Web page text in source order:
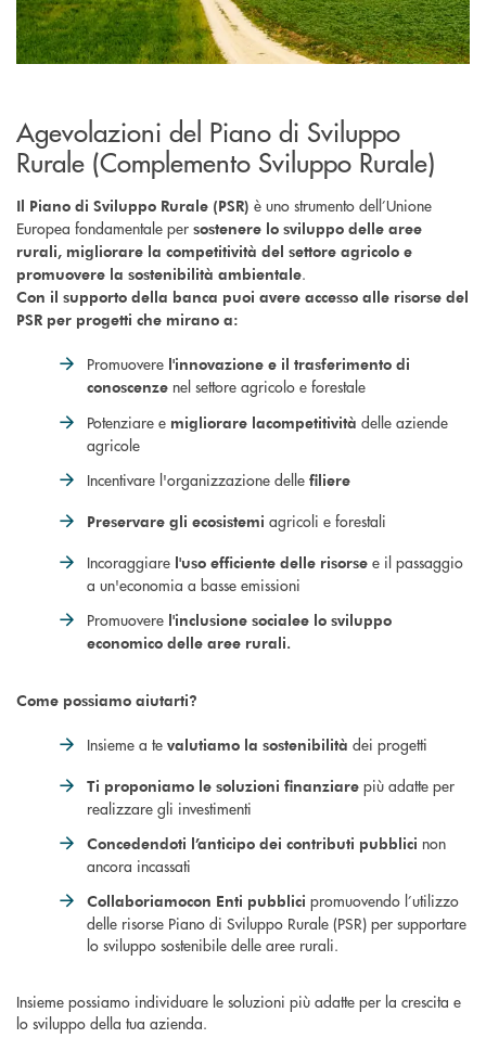
Agevolazioni del Piano di Sviluppo
Rurale (Complemento Sviluppo Rurale)
Il Piano di Sviluppo Rurale (PSR) è uno strumento dell’Unione
Europea fondamentale per sostenere lo sviluppo delle aree
rurali, migliorare la competitività del settore agricolo e
promuovere la sostenibilità ambientale.
Con il supporto della banca puoi avere accesso alle risorse del
PSR per progetti che mirano a:
Promuovere l'innovazione e il trasferimento di
conoscenze nel settore agricolo e forestale
Potenziare e migliorare lacompetitività delle aziende
agricole
Incentivare l'organizzazione delle filiere
Preservare gli ecosistemi agricoli e forestali
Incoraggiare l'uso efficiente delle risorse e il passaggio
a un'economia a basse emissioni
Promuovere l'inclusione socialee lo sviluppo
economico delle aree rurali.
Come possiamo aiutarti?
Insieme a te valutiamo la sostenibilità dei progetti
Ti proponiamo le soluzioni finanziare più adatte per
realizzare gli investimenti
Concedendoti l’anticipo dei contributi pubblici non
ancora incassati
Collaboriamocon Enti pubblici promuovendo l’utilizzo
delle risorse Piano di Sviluppo Rurale (PSR) per supportare
lo sviluppo sostenibile delle aree rurali.
Insieme possiamo individuare le soluzioni più adatte per la crescita e
lo sviluppo della tua azienda.